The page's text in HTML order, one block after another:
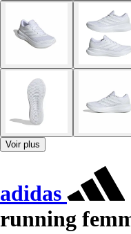
Voir plus
adidas
running